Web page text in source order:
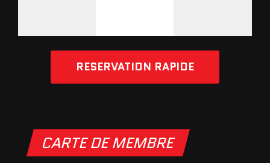
RESERVATION RAPIDE
CARTE DE MEMBRE